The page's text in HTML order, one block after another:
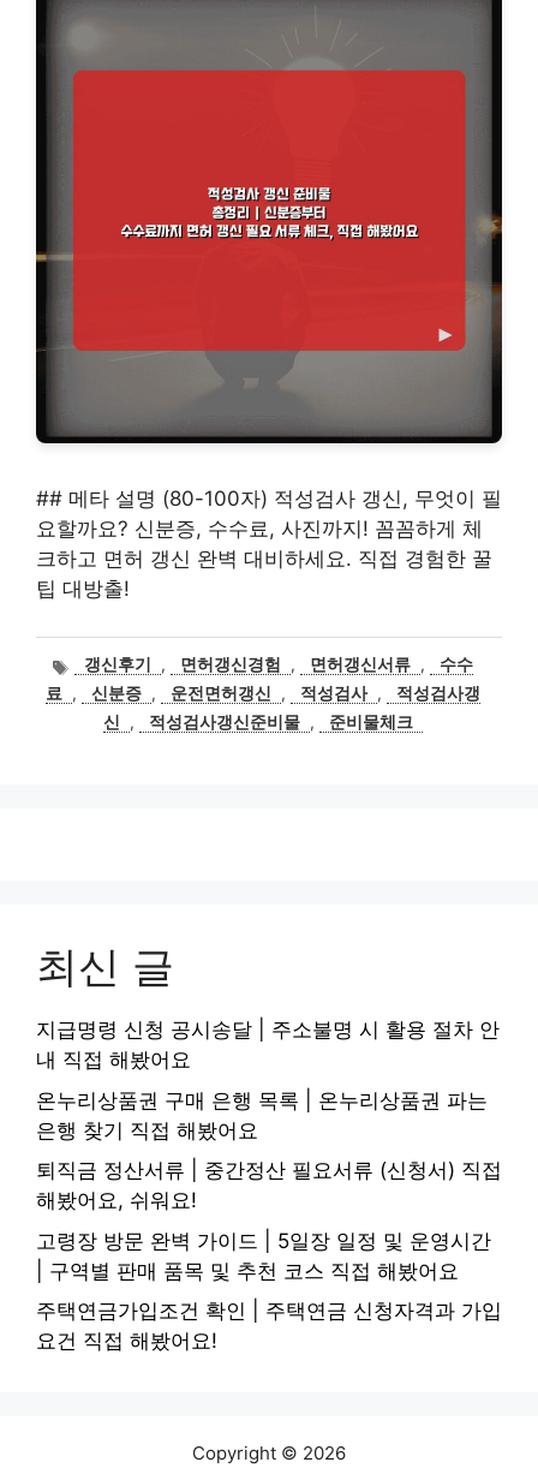
## 메타 설명 (80-100자) 적성검사 갱신, 무엇이 필
요할까요? 신분증, 수수료, 사진까지! 꼼꼼하게 체
크하고 면허 갱신 완벽 대비하세요. 직접 경험한 꿀
팁 대방출!
태갱신후기 , 면허갱신경험 , 면허갱신서류 ,
수수
료
, 신분증 , 운전면허갱신 , 적성검사 ,
적성검사갱
신
, 적성검사갱신준비물 , 준비물체크
최신 글
지급명령 신청 공시송달 | 주소불명 시 활용 절차 안
내 직접 해봤어요
온누리상품권 구매 은행 목록 | 온누리상품권 파는
은행 찾기 직접 해봤어요
퇴직금 정산서류 | 중간정산 필요서류 (신청서) 직접
해봤어요, 쉬워요!
고령장 방문 완벽 가이드 | 5일장 일정 및 운영시간
| 구역별 판매 품목 및 추천 코스 직접 해봤어요
주택연금가입조건 확인 | 주택연금 신청자격과 가입
요건 직접 해봤어요!
Copyright © 2026